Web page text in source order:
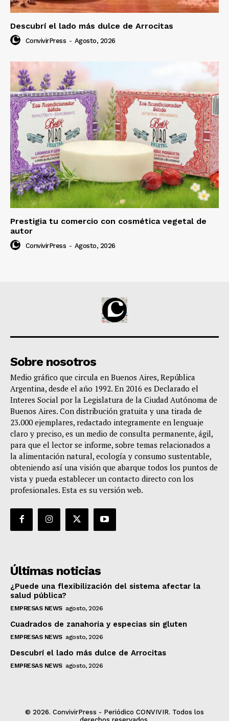
Descubrí el lado más dulce de Arrocitas
ConvivirPress - Agosto, 2026
Prestigia tu comercio con cosmética vegetal de
autor
ConvivirPress - Agosto, 2026
Sobre nosotros
Medio gráfico que circula en Buenos Aires, República
Argentina, desde el año 1992. En 2016 es Declarado el
Interes Social por la Legislatura de la Ciudad Autónoma de
Buenos Aires. Con distribución gratuita y una tirada de
23.000 ejemplares, redactado integramente en lenguaje
claro y preciso, es un medio de consulta permanente, ágil,
para que el lector se informe, sobre temas relacionados a
la alimentación natural, ecología y consumo sustentable,
obteniendo así una visión que abarque todos los puntos de
vista y pueda establecer un contacto directo con los
profesionales. Esta es su versión web.
Últimas noticias
¿Puede una flexibilización del sistema afectar la
salud pública?
EMPRESAS NEWS agosto, 2026
Cuadrados de zanahoria y especias sin gluten
EMPRESAS NEWS agosto, 2026
Descubrí el lado más dulce de Arrocitas
EMPRESAS NEWS agosto, 2026
© 2026. ConvivirPress - Periódico CONVIVIR. Todos los